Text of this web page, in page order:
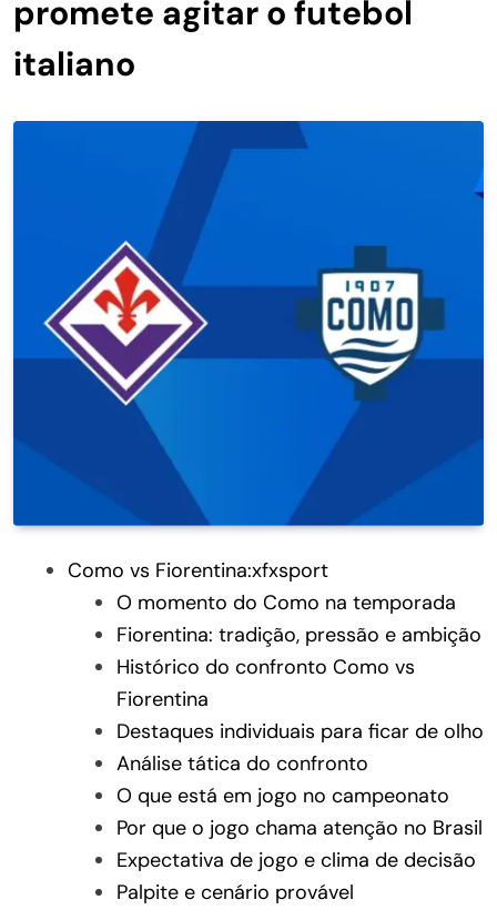
promete agitar o futebol
italiano
Como vs Fiorentina:xfxsport
O momento do Como na temporada
Fiorentina: tradição, pressão e ambição
Histórico do confronto Como vs
Fiorentina
Destaques individuais para ficar de olho
Análise tática do confronto
O que está em jogo no campeonato
Por que o jogo chama atenção no Brasil
Expectativa de jogo e clima de decisão
Palpite e cenário provável